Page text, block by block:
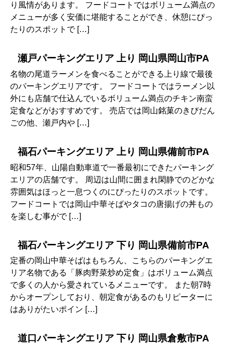
り風情があります。 フードコートではボリューム満点の
メニューが多く安価に堪能することができ、休憩にぴっ
たりのスポットで […]
瀬戸パーキングエリア 上り 岡山県岡山市PA
名物の尾道ラーメンを食べることができる上り線で最後
のパーキングエリアです。 フードコートではラーメン以
外にも店舗で仕込んでいるボリューム満点のチキン南蛮
定食などがおすすめです。 売店では岡山銘菓のきびだん
ごの他、瀬戸内や […]
福石パーキングエリア 上り 岡山県備前市PA
昭和57年、山陽自動車道で一番最初にできたパーキング
エリアの店舗です。 周辺は山間に囲まれ閑静でのどかな
雰囲気はほっと一息つくのにぴったりのスポットです。
フードコートでは岡山中華そばやタコの唐揚げの丼もの
を楽しむ事がで […]
福石パーキングエリア 下り 岡山県備前市PA
定番の岡山中華そばはもちろん、こちらのパーキングエ
リア名物である「豚肉野菜炒め定食」はボリューム満点
で多くの人から愛されているメニューです。 また朝7時
からオープンしており、朝定食があるのもリピーターに
はありがたいポイン […]
道口パーキングエリア 下り 岡山県倉敷市PA